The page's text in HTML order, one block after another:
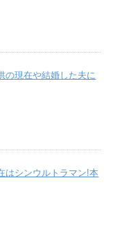
の現在や結婚した夫に
はシンウルトラマン!本